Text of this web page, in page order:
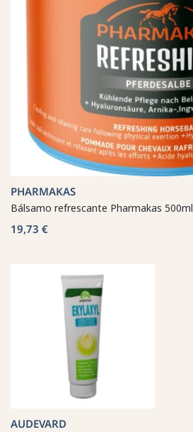
PHARMAKAS
Bálsamo refrescante Pharmakas 500ml
19,73 €
AUDEVARD